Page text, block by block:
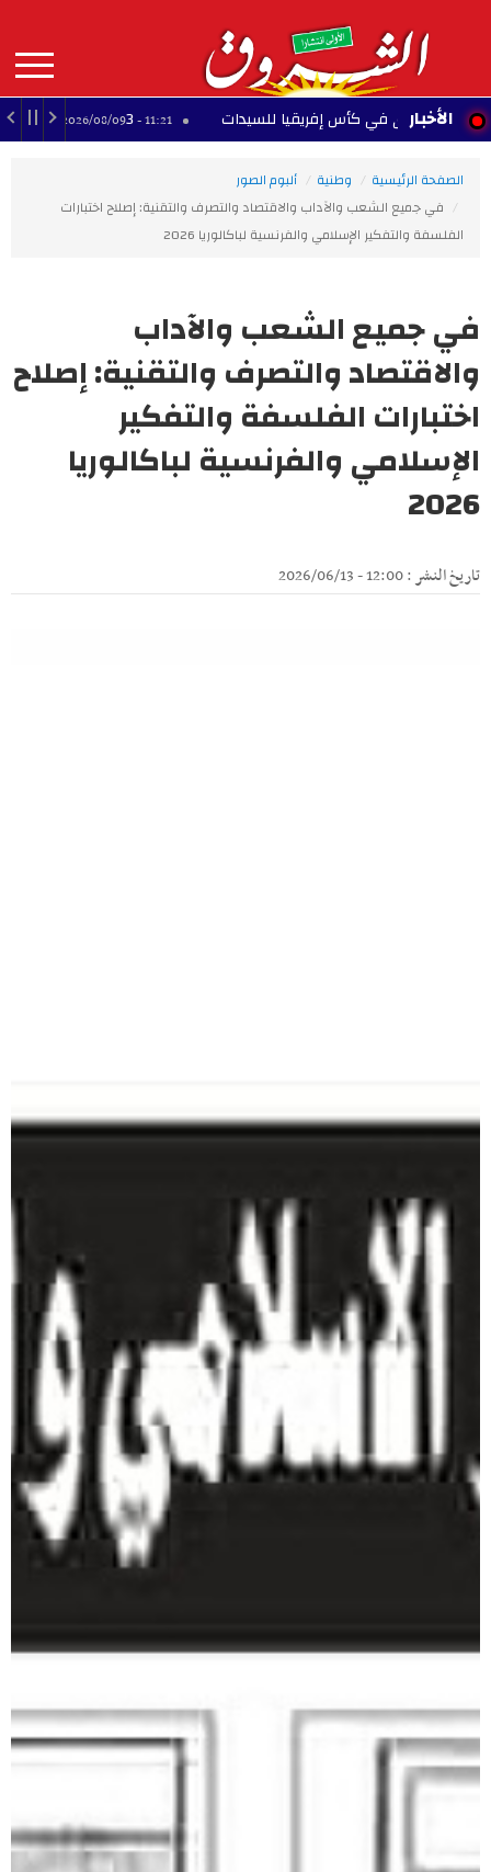
contenu
principal
MAIN
NAVIGATION الأخبار 11:21 - 2026/08/09 3 وجهات محتملة.. إلياس السخيري يقترب من الرحيل عن آينتراخت فرانكفورت
الصفحة الرئيسية وطنية
ألبوم الصور
في جميع الشعب والآداب والاقتصاد والتصرف والتقنية: إصلاح اختبارات
الفلسفة والتفكير الإسلامي والفرنسية لباكالوريا 2026
في جميع الشعب والآداب
والاقتصاد والتصرف والتقنية: إصلاح
اختبارات الفلسفة والتفكير
الإسلامي والفرنسية لباكالوريا
2026
تاريخ النشر : 12:00 - 2026/06/13